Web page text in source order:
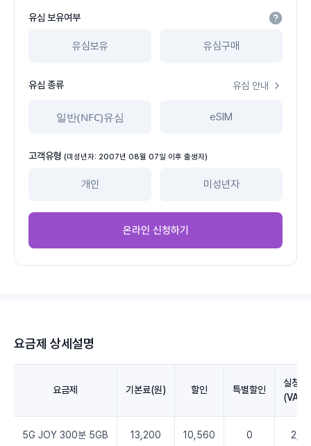
유심 보유여부
유심보유 유심구매
유심 종류 유심 안내
일반(NFC)유심 eSIM
고객유형 (미성년자: 2007년 08월 07일 이후 출생자)
개인 미성년자
온라인 신청하기
요금제 상세설명
요금제 기본료(원) 할인 특별할인
실청구
(VAT
5G JOY 300분 5GB 13,200 10,560 0